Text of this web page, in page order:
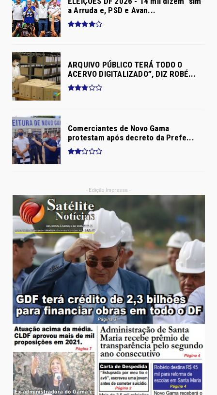
a Arruda e, PSD e Avan...
ARQUIVO PÚBLICO TERÁ TODO O
ACERVO DIGITALIZADO”, DIZ ROBÉ...
Comerciantes de Novo Gama
protestam após decreto da Prefe...
- Edição Impressa -